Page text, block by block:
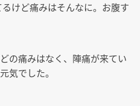
けど痛みはそんなに。お腹す
の痛みはなく、陣痛が来てい
気でした。